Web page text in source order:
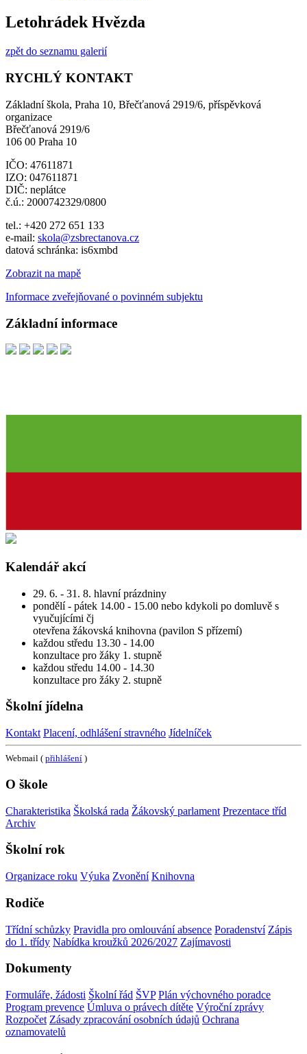
Letohrádek Hvězda
zpět do seznamu galerií
RYCHLÝ KONTAKT
Základní škola, Praha 10, Břečťanová 2919/6, příspěvková
organizace
Břečťanová 2919/6
106 00 Praha 10
IČO: 47611871
IZO: 047611871
DIČ: neplátce
č.ú.: 2000742329/0800
tel.: +420 272 651 133
e-mail: skola@zsbrectanova.cz
datová schránka: is6xmbd
Zobrazit na mapě
Informace zveřejňované o povinném subjektu
Základní informace
Kalendář akcí
29. 6. - 31. 8. hlavní prázdniny
pondělí - pátek 14.00 - 15.00 nebo kdykoli po domluvě s
vyučujícími čj
otevřena žákovská knihovna (pavilon S přízemí)
každou středu 13.30 - 14.00
konzultace pro žáky 1. stupně
každou středu 14.00 - 14.30
konzultace pro žáky 2. stupně
Školní jídelna
Kontakt Placení, odhlášení stravného Jídelníček
Webmail ( přihlášení )
O škole
Charakteristika Školská rada Žákovský parlament Prezentace tříd
Archiv
Školní rok
Organizace roku Výuka Zvonění Knihovna
Rodiče
Třídní schůzky Pravidla pro omlouvání absence Poradenství Zápis
do 1. třídy Nabídka kroužků 2026/2027 Zajímavosti
Dokumenty
Formuláře, žádosti Školní řád ŠVP Plán výchovného poradce
Program prevence Úmluva o právech dítěte Výroční zprávy
Rozpočet Zásady zpracování osobních údajů Ochrana
oznamovatelů